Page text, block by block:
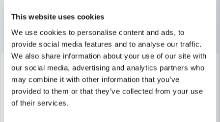
This website uses cookies
We use cookies to personalise content and ads, to
provide social media features and to analyse our traffic.
We also share information about your use of our site with
our social media, advertising and analytics partners who
may combine it with other information that you’ve
provided to them or that they’ve collected from your use
of their services.
Ja, ni får publicera min fråga
Andra produkter i kategorin
-19% -19%